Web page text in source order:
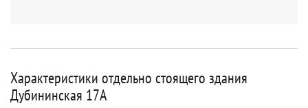
Характеристики отдельно стоящего здания
Дубининская 17А